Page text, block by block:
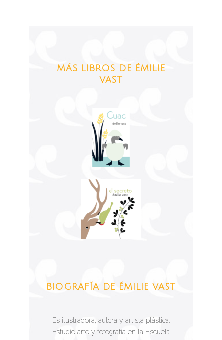
MÁS LIBROS DE ÉMILIE
VAST
BIOGRAFÍA DE ÉMILIE VAST
Es ilustradora, autora y artista plástica.
Estudio arte y fotografía en la Escuela